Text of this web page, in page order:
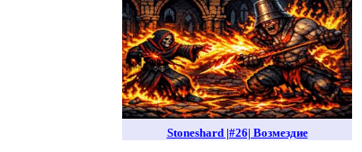
Stoneshard |#26| Возмездие